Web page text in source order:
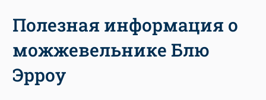
Полезная информация о
можжевельнике Блю
Эрроу